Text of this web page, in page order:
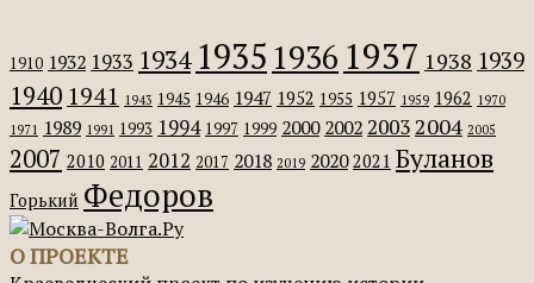
1910 1932 1933 1934 1935 1936 1937 1938 1939
1940 1941 1943 1945 1946 1947 1952 1955 1957 1959 1962 1970
1971 1989 1991 1993 1994 1997 1999 2000 2002 2003 2004 2005
2007 2010 2011 2012 2017 2018 2019 2020 2021 Буланов
Горький Федоров
О ПРОЕКТЕ